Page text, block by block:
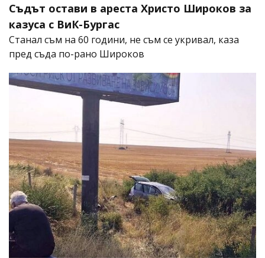
Съдът остави в ареста Христо Широков за
казуса с ВиК-Бургас
Станал съм на 60 години, не съм се укривал, каза
пред съда по-рано Широков